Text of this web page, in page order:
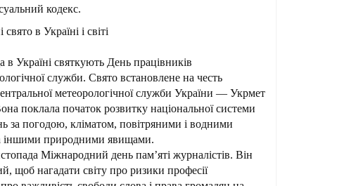
кодекс.
в Україні і світі
в Україні святкують День працівників
служби. Свято встановлене на честь
метеорологічної служби України — Укрмет
поклала початок розвитку національної системи
за погодою, кліматом, повітряними і водними
іншими природними явищами.
Міжнародний день пам’яті журналістів. Він
щоб нагадати світу про ризики професії